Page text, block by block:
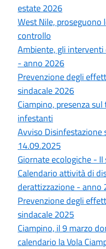
estate 2026
West Nile, proseguono
controllo
Ambiente, gli
- anno 2026
Prevenzione degli
sindacale 2026
Ciampino, presenza
infestanti
Avviso Disinfestazione
14.09.2025
Giornate ecologiche -
Calendario attività di
derattizzazione - anno
Prevenzione degli
sindacale 2025
Ciampino, il 9 marzo
calendario la Vola